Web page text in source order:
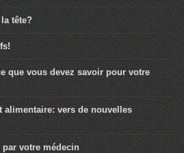
tête?
que vous devez savoir pour votre
alimentaire: vers de nouvelles
par votre médecin